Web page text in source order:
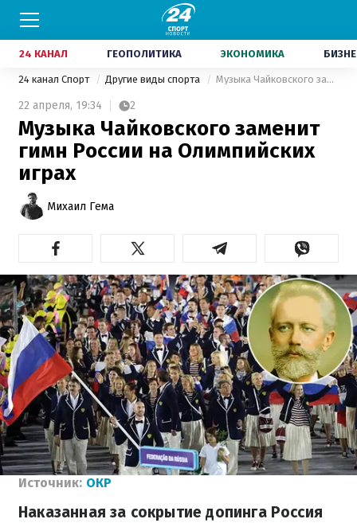
24 КАНАЛ ГЕОПОЛИТИКА ЭКОНОМИКА
24 канал Спорт Другие виды спорта Музыка Чайковского заменит гимн России на Олимпийских играх
22 апреля, 19:34 2
Музыка Чайковского заменит
гимн России на Олимпийских
играх
Михаил Гема
Источник: ОКР
Наказанная за сокрытие допинга Россия